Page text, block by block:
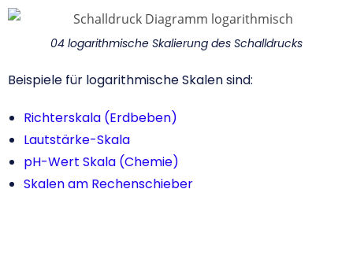
04 logarithmische Skalierung des Schalldrucks
Beispiele für logarithmische Skalen sind:
Richterskala (Erdbeben)
Lautstärke-Skala
pH-Wert Skala (Chemie)
Skalen am Rechenschieber